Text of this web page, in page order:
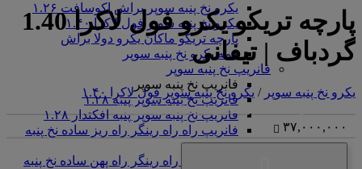
یکرو نخ پنبه سوپر براش اکوسافت ۱.۲۶
یکرو نخ پنبه سوپر فول لاکرا ۱.۴۰
پارچه تریکو ماکان یکرو دولا براش
همه یکرو نخ پنبه سوپر
فانریپ نخ پنبه سوپر
فانریپ نخ پنبه سوپر
فانریپ نخ پنبه سوپر پنبه ۱.۲۸
فانریپ نخ پنبه سوپر پنبه افکتدار ۱.۲۸
فانریپ راه راه رینگر راه ریز ساده نخ پنبه
سوپر
فانریپ راه راه رینگر راه پهن ساده نخ پنبه
پارچه تریکو یکرو فول لاکرا 1.40
گردباف | تیفانی
یکرو نخ پنبه سوپر / یکرو نخ پنبه سوپر فول لاکرا ۱.۴۰
۳۷,۰۰۰,۰۰۰